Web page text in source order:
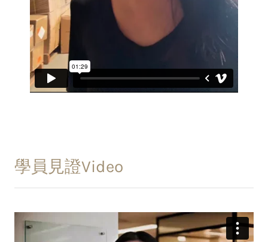
學員見證Video